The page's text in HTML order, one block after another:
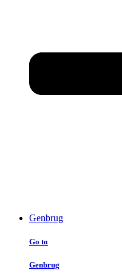
Genbrug
Go to
Genbrug